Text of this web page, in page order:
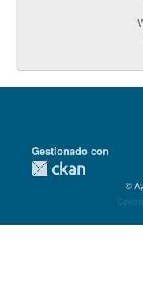
Detalles Técnicos
Gestionado con
©